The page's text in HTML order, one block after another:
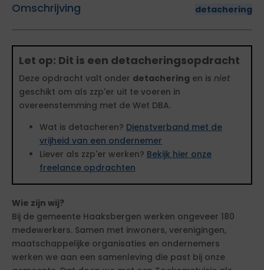
Omschrijving detachering
Let op: Dit is een detacheringsopdracht
Deze opdracht valt onder detachering en is niet
geschikt om als zzp'er uit te voeren in
overeenstemming met de Wet DBA.
Wat is detacheren? Dienstverband met de
vrijheid van een ondernemer
Liever als zzp'er werken? Bekijk hier onze
freelance opdrachten
Wie zijn wij?
Bij de gemeente Haaksbergen werken ongeveer 180
medewerkers. Samen met inwoners, verenigingen,
maatschappelijke organisaties en ondernemers
werken we aan een samenleving die past bij onze